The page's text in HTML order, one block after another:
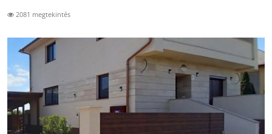
2081 megtekintés